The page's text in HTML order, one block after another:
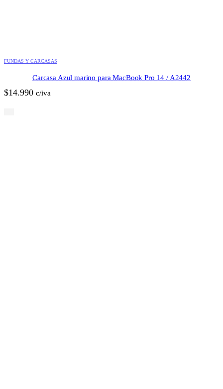
FUNDAS Y CARCASAS
Carcasa Azul marino para MacBook Pro 14 / A2442
$14.990 c/iva